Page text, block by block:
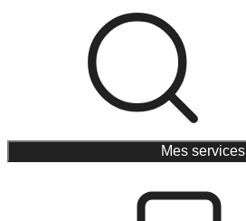
Mes services